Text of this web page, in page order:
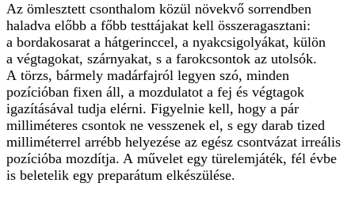
Az ömlesztett csonthalom közül növekvő sorrendben
haladva előbb a főbb testtájakat kell összeragasztani:
a bordakosarat a hátgerinccel, a nyakcsigolyákat, külön
a végtagokat, szárnyakat, s a farokcsontok az utolsók.
A törzs, bármely madárfajról legyen szó, minden
pozícióban fixen áll, a mozdulatot a fej és végtagok
igazításával tudja elérni. Figyelnie kell, hogy a pár
milliméteres csontok ne vesszenek el, s egy darab tized
milliméterrel arrébb helyezése az egész csontvázat irreális
pozícióba mozdítja. A művelet egy türelemjáték, fél évbe
is beletelik egy preparátum elkészülése.